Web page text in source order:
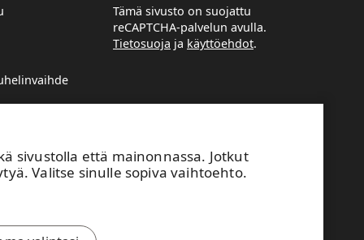
sivustolla että mainonnassa. Jotkut
Valitse sinulle sopiva vaihtoehto.
Tämä sivusto on suojattu
reCAPTCHA-palvelun avulla.
Tietosuoja ja käyttöehdot.